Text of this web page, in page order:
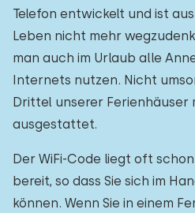
Telefon entwickelt und ist
Leben nicht mehr
man auch im Urlaub alle
Internets nutzen. Nicht
Drittel unserer Ferienhäuser
ausgestattet.
Der WiFi-Code liegt oft
bereit, so dass Sie sich im
können. Wenn Sie in einem